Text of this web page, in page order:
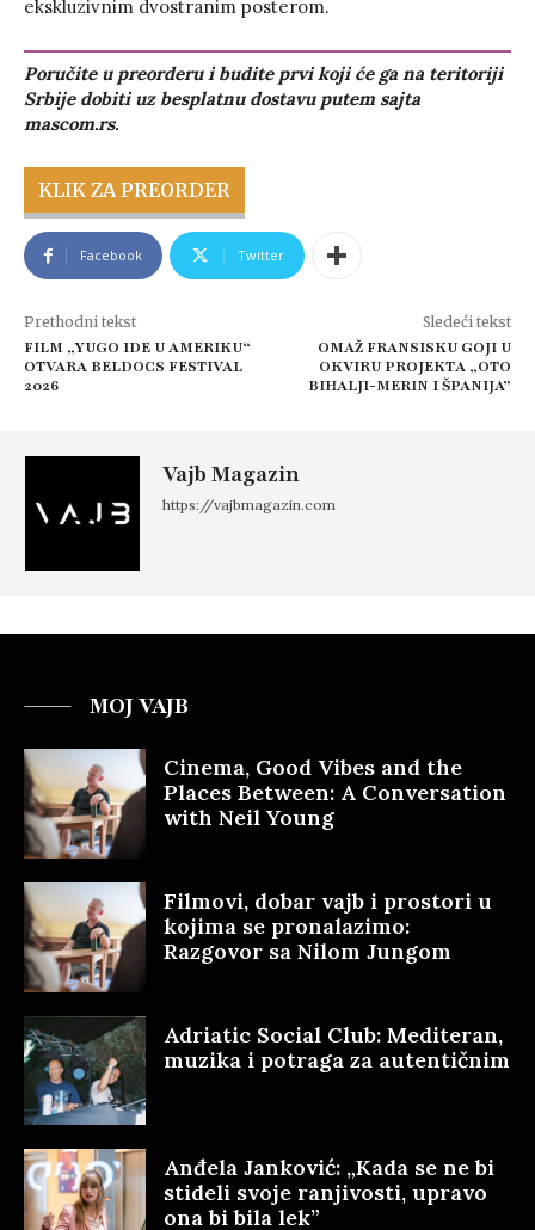
ekskluzivnim dvostranim posterom.
Poručite u preorderu i budite prvi koji će ga na teritoriji
Srbije dobiti uz besplatnu dostavu putem sajta
mascom.rs.
KLIK ZA PREORDER
Facebook Twitter
Prethodni tekst
FILM „YUGO IDE U AMERIKU“
OTVARA BELDOCS FESTIVAL
2026
Sledeći tekst
OMAŽ FRANSISKU GOJI U
OKVIRU PROJEKTA „OTO
BIHALJI-MERIN I ŠPANIJA”
Vajb Magazin
https://vajbmagazin.com
MOJ VAJB
Cinema, Good Vibes and the
Places Between: A Conversation
with Neil Young
Filmovi, dobar vajb i prostori u
kojima se pronalazimo:
Razgovor sa Nilom Jungom
Adriatic Social Club: Mediteran,
muzika i potraga za autentičnim
Anđela Janković: „Kada se ne bi
stideli svoje ranjivosti, upravo
ona bi bila lek”